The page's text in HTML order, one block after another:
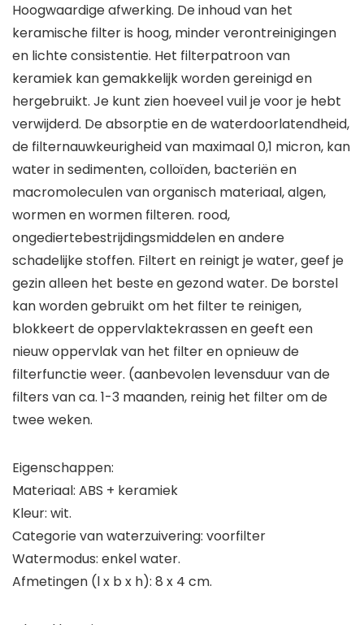
Hoogwaardige afwerking. De inhoud van het
keramische filter is hoog, minder verontreinigingen
en lichte consistentie. Het filterpatroon van
keramiek kan gemakkelijk worden gereinigd en
hergebruikt. Je kunt zien hoeveel vuil je voor je hebt
verwijderd. De absorptie en de waterdoorlatendheid,
de filternauwkeurigheid van maximaal 0,1 micron, kan
water in sedimenten, colloïden, bacteriën en
macromoleculen van organisch materiaal, algen,
wormen en wormen filteren. rood,
ongediertebestrijdingsmiddelen en andere
schadelijke stoffen. Filtert en reinigt je water, geef je
gezin alleen het beste en gezond water. De borstel
kan worden gebruikt om het filter te reinigen,
blokkeert de oppervlaktekrassen en geeft een
nieuw oppervlak van het filter en opnieuw de
filterfunctie weer. (aanbevolen levensduur van de
filters van ca. 1-3 maanden, reinig het filter om de
twee weken.
Eigenschappen:
Materiaal: ABS + keramiek
Kleur: wit.
Categorie van waterzuivering: voorfilter
Watermodus: enkel water.
Afmetingen (l x b x h): 8 x 4 cm.